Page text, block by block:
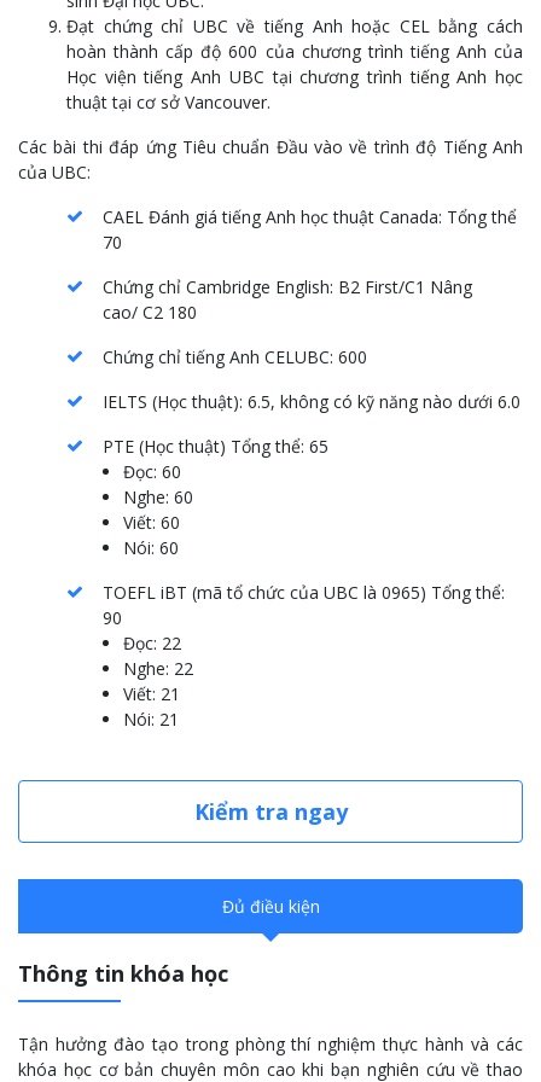
Đạt chứng chỉ UBC về tiếng Anh hoặc CEL bằng cách
hoàn thành cấp độ 600 của chương trình tiếng Anh của
Học viện tiếng Anh UBC tại chương trình tiếng Anh học
thuật tại cơ sở Vancouver.
Các bài thi đáp ứng Tiêu chuẩn Đầu vào về trình độ Tiếng Anh
của UBC:
CAEL Đánh giá tiếng Anh học thuật Canada: Tổng thể
70
Chứng chỉ Cambridge English: B2 First/C1 Nâng
cao/ C2 180
Chứng chỉ tiếng Anh CELUBC: 600
IELTS (Học thuật): 6.5, không có kỹ năng nào dưới 6.0
PTE (Học thuật) Tổng thể: 65
Đọc: 60
Nghe: 60
Viết: 60
Nói: 60
TOEFL iBT (mã tổ chức của UBC là 0965) Tổng thể:
90
Đọc: 22
Nghe: 22
Viết: 21
Nói: 21
Kiểm tra ngay
Đủ điều kiện
Thông tin khóa học
Tận hưởng đào tạo trong phòng thí nghiệm thực hành và các
khóa học cơ bản chuyên môn cao khi bạn nghiên cứu về thao